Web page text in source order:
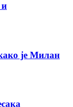
и
је Милан